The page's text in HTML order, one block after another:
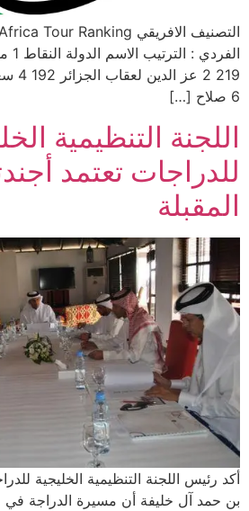
6 صلاح […]
اللجنة التنظيمية
للدراجات تعتمد
المقبلة
أكد رئيس اللجنة التنظيمية الخليجية
بن حمد آل خليفة أن مسيرة الدراجة في